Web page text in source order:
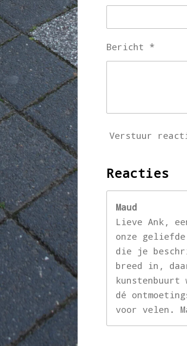
Bericht *
Verstuur
Reacties
Maud
Lieve Ank,
onze
die je
breed in,
dé
voor velen.